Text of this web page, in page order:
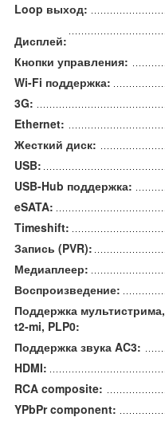
Loop выход:
Дисплей:
Кнопки управления:
Wi-Fi поддержка:
3G:
Ethernet:
Жесткий диск:
USB:
USB-Hub поддержка:
eSATA:
Timeshift:
Запись (PVR):
Медиаплеер:
Воспроизведение:
Поддержка мультистрима,
t2-mi, PLP0:
Поддержка звука AC3:
HDMI:
RCA composite:
YPbPr component: